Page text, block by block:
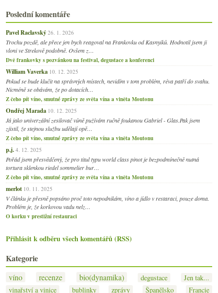
Poslední komentáře
Pavel Raclavský 26. 1. 2026
Trochu pozdě, ale přece jen bych reagoval na Frankovku od Kasnyiků. Hodnotil jsem ji
vloni ve Strekově podobně. Ovšem z…
Dvě frankovky s pozvánkou na festival, degustace a konferenci
William Vaverka 10. 12. 2025
Pokud se bude klučit na správných místech, nevidím v tom problém, réva patří do svahu.
Nicméně se obávám, že po dotacích…
Z čeho pít víno, smutné zprávy ze světa vína a viněta Moutonu
Ondřej Marada 10. 12. 2025
Já jako univerzální zesilovač vůně pužívám ručně foukanou Gabriel - Glas.Pak jsem
zjistil, že stejnou službu udělají opě…
Z čeho pít víno, smutné zprávy ze světa vína a viněta Moutonu
p.j. 4. 12. 2025
Pořád jsem přesvědčený, že pro titul typu world class pinot je bezpodmínečně nutná
tortura sklenkou riedel sommelier bur…
Z čeho pít víno, smutné zprávy ze světa vína a viněta Moutonu
merlot 10. 11. 2025
V článku je přesně popsáno proč toto nepodnikám, víno a jídlo v restaraci, pouze doma.
Problém je, že korkovou vadu nelz…
O korku v prestižní restauraci
Přihlásit k odběru všech komentářů (RSS)
Kategorie
víno recenze bio(dynamika) degustace
Jen tak...
vinařství a vinice
bublinky zprávy Španělsko Francie